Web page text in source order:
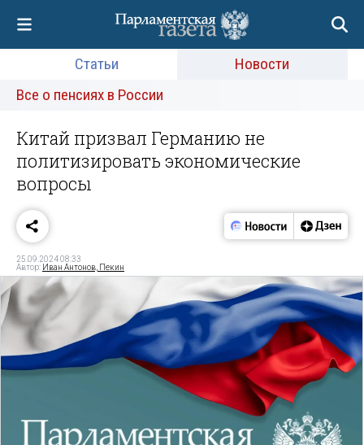
Статьи
Новости
Все о пенсиях в России
Китай призвал Германию не
политизировать экономические
вопросы
25.09.2024 08:33
Автор: Иван Антонов, Пекин